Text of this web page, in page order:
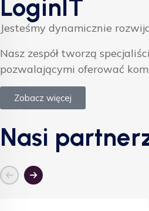
LoginIT
Jesteśmy dynamicznie
Nasz zespół tworzą
pozwalającymi oferować
Zobacz więcej
Nasi